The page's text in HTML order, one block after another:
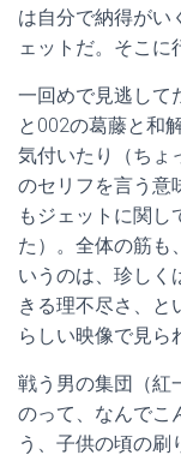
は自分で納得がい
ェットだ。そこに
一回めで見逃して
と002の葛藤と和
気付いたり（ちょ
のセリフを言う意
もジェットに関し
た）。全体の筋も
いうのは、珍しく
きる理不尽さ、と
らしい映像で見ら
戦う男の集団（紅
のって、なんでこ
う、子供の頃の刷